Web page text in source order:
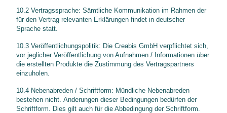
10.2 Vertragssprache: Sämtliche Kommunikation im Rahmen der
für den Vertrag relevanten Erklärungen findet in deutscher
Sprache statt.
10.3 Veröffentlichungspolitik: Die Creabis GmbH verpflichtet sich,
vor jeglicher Veröffentlichung von Aufnahmen / Informationen über
die erstellten Produkte die Zustimmung des Vertragspartners
einzuholen.
10.4 Nebenabreden / Schriftform: Mündliche Nebenabreden
bestehen nicht. Änderungen dieser Bedingungen bedürfen der
Schriftform. Dies gilt auch für die Abbedingung der Schriftform.